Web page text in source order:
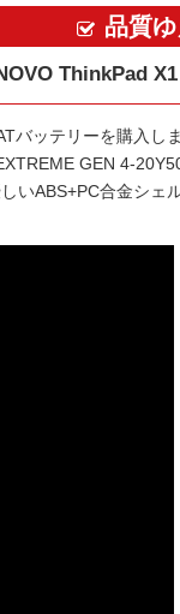
品質
ThinkPad
バッテリーを購入し
GEN 4-
いABS+PC合金シ